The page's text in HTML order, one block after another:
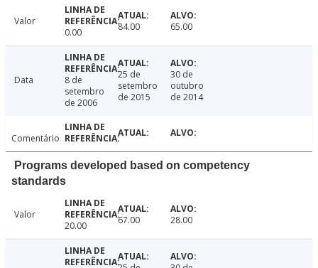
Valor
0.00
84.00 65.00
Data
8 de
setembro
de 2006
25 de
setembro
de 2015
30 de
outubro
de 2014
Comentário
Programs developed based on competency
standards
Valor
20.00
67.00 28.00